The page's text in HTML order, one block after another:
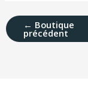
← Boutique
précédent